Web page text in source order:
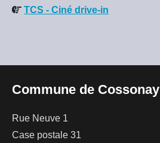
TCS - Ciné drive-in
Commune de Cossonay
Rue Neuve 1
Case postale 31